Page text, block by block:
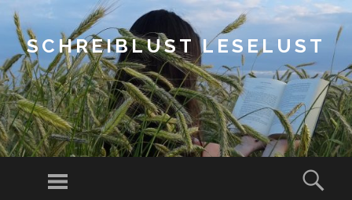
SCHREIBLUST LESELUST
Menu